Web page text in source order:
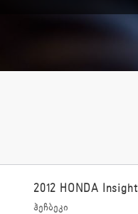
2012 HONDA Insight
ჰეჩბეკი